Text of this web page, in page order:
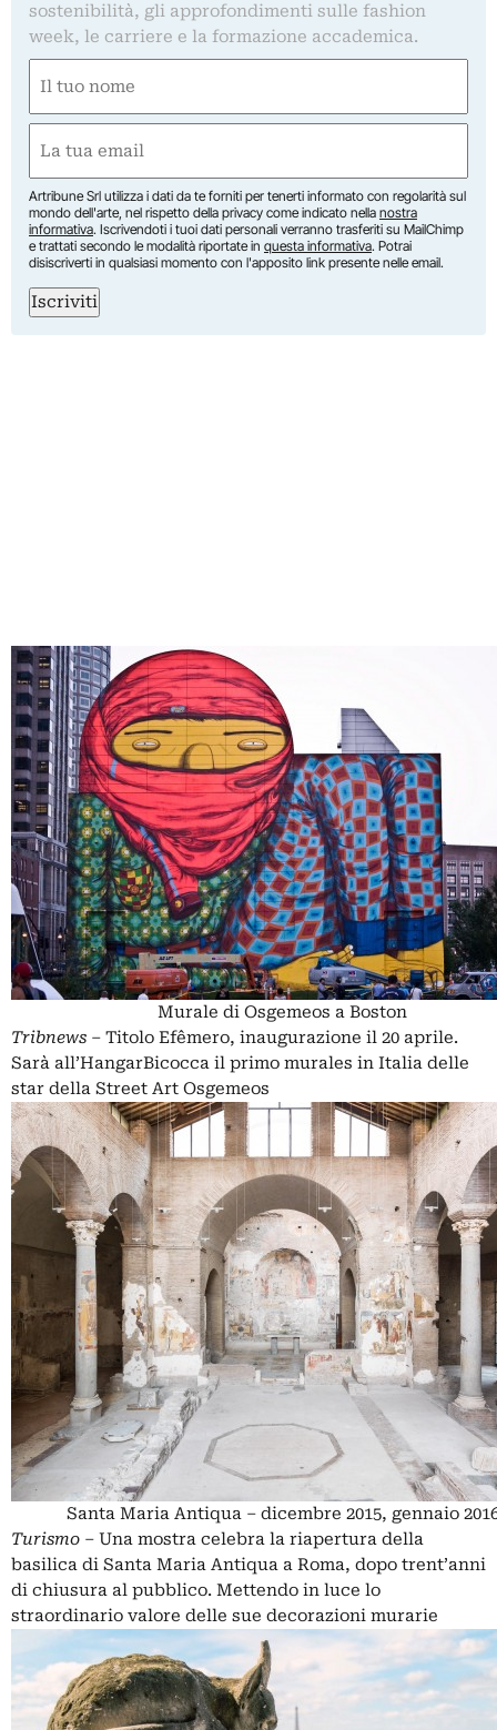
sostenibilità, gli approfondimenti sulle fashion
week, le carriere e la formazione accademica.
(Obbligatorio)
Nome
(Obbligatorio)
Artribune Srl utilizza i dati da te forniti per tenerti informato con regolarità sul
mondo dell'arte, nel rispetto della privacy come indicato nella nostra
informativa. Iscrivendoti i tuoi dati personali verranno trasferiti su MailChimp
e trattati secondo le modalità riportate in questa informativa. Potrai
disiscriverti in qualsiasi momento con l'apposito link presente nelle email.
Iscriviti
Murale di Osgemeos a Boston
Tribnews – Titolo Efêmero, inaugurazione il 20 aprile.
Sarà all’HangarBicocca il primo murales in Italia delle
star della Street Art Osgemeos
Santa Maria Antiqua – dicembre 2015, gennaio
Turismo – Una mostra celebra la riapertura della
basilica di Santa Maria Antiqua a Roma, dopo trent’anni
di chiusura al pubblico. Mettendo in luce lo
straordinario valore delle sue decorazioni murarie